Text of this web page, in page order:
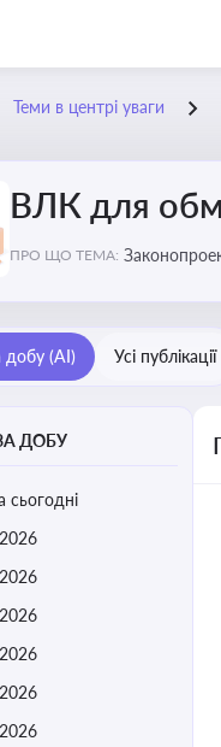
Теми в центрі уваги
ВЛК для
ПРО ЩО ТЕМА:
добу (AI) Усі публікації
ДОБУ
сьогодні